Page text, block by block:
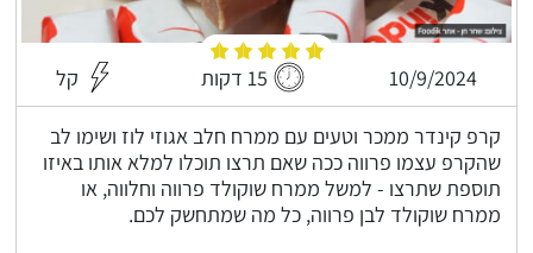
10/9/2024 15 דקות קל
קרפ קינדר ממכר וטעים עם ממרח חלב אגוזי לוז ושימו לב
שהקרפ עצמו פרווה ככה שאם תרצו תוכלו למלא אותו באיזו
תוספת שתרצו - למשל ממרח שוקולד פרווה וחלווה, או
ממרח שוקולד לבן פרווה, כל מה שמתחשק לכם.